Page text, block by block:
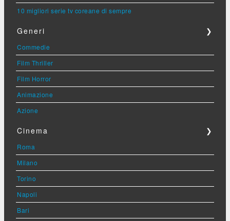
10 migliori serie tv coreane di sempre
Generi ❯
Commedie
Film Thriller
Film Horror
Animazione
Azione
Cinema ❯
Roma
Milano
Torino
Napoli
Bari